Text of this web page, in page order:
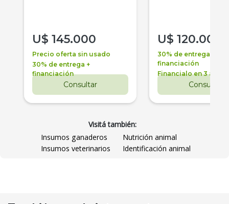
U$ 145.000
Precio oferta sin usado
30% de entrega +
financiación
Consultar
U$ 120.000
30% de entrega +
financiación
Financialo en 3 años
Consultar
Visitá también:
Insumos ganaderos
Nutrición animal
Insumos veterinarios
Identificación animal